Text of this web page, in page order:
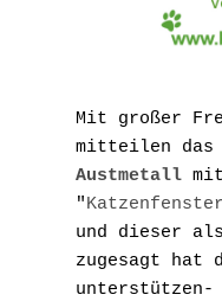
Mit großer
Austmetall
"
und dieser
zugesagt hat
unterstützen-